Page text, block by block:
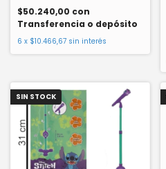
$50.240,00 con
Transferencia o depósito
6 x $10.466,67 sin interés
SIN STOCK